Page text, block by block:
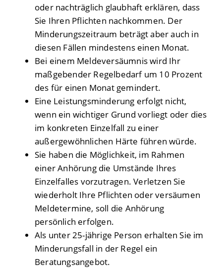
oder nachträglich glaubhaft erklären, dass
Sie Ihren Pflichten nachkommen. Der
Minderungszeitraum beträgt aber auch in
diesen Fällen mindestens einen Monat.
Bei einem Meldeversäumnis wird Ihr
maßgebender Regelbedarf um 10 Prozent
des für einen Monat gemindert.
Eine Leistungsminderung erfolgt nicht,
wenn ein wichtiger Grund vorliegt oder dies
im konkreten Einzelfall zu einer
außergewöhnlichen Härte führen würde.
Sie haben die Möglichkeit, im Rahmen
einer Anhörung die Umstände Ihres
Einzelfalles vorzutragen. Verletzen Sie
wiederholt Ihre Pflichten oder versäumen
Meldetermine, soll die Anhörung
persönlich erfolgen.
Als unter 25-jährige Person erhalten Sie im
Minderungsfall in der Regel ein
Beratungsangebot.